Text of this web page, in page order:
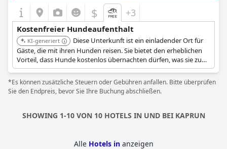
$ +3
Kostenfreier Hundeaufenthalt
KI-generiert
Diese Unterkunft ist ein einladender Ort für
Gäste, die mit ihren Hunden reisen. Sie bietet den erheblichen
Vorteil, dass Hunde kostenlos übernachten dürfen, was sie zu
einer kostengünstigen Option für Tierhalter macht, die die
Gegend um Zell am See erkunden.
*Es können zusätzliche Steuern oder Gebühren anfallen. Bitte überprüfen
Sie den Endpreis, bevor Sie Ihre Buchung abschließen.
SHOWING 1-10 VON 10 HOTELS IN UND BEI KAPRUN
Alle Hotels in anzeigen